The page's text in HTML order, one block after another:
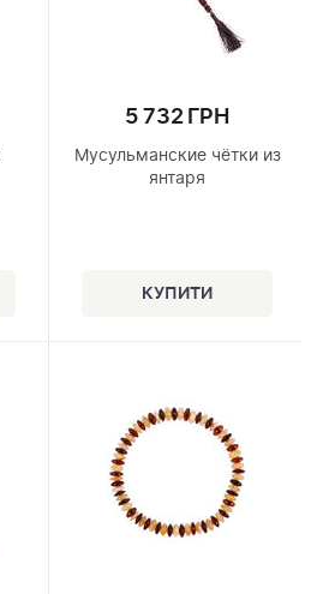
5 732 ГРН
Мусульманские чётки из
янтаря